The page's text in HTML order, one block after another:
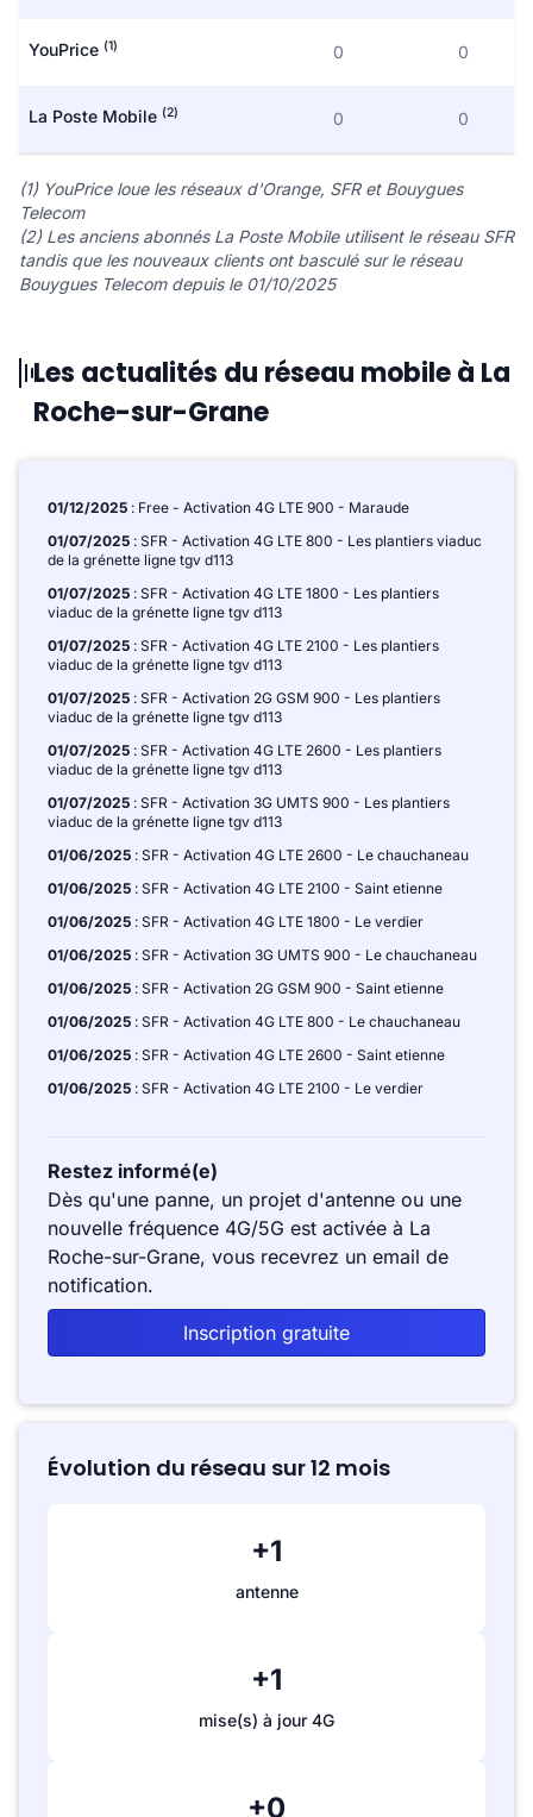
YouPrice (1) 0 0
La Poste Mobile (2) 0 0
(1) YouPrice loue les réseaux d'Orange, SFR et Bouygues
Telecom
(2) Les anciens abonnés La Poste Mobile utilisent le réseau SFR
tandis que les nouveaux clients ont basculé sur le réseau
Bouygues Telecom depuis le 01/10/2025
Les actualités du réseau mobile à La
Roche-sur-Grane
01/12/2025 : Free - Activation 4G LTE 900 - Maraude
01/07/2025 : SFR - Activation 4G LTE 800 - Les plantiers viaduc
de la grénette ligne tgv d113
01/07/2025 : SFR - Activation 4G LTE 1800 - Les plantiers
viaduc de la grénette ligne tgv d113
01/07/2025 : SFR - Activation 4G LTE 2100 - Les plantiers
viaduc de la grénette ligne tgv d113
01/07/2025 : SFR - Activation 2G GSM 900 - Les plantiers
viaduc de la grénette ligne tgv d113
01/07/2025 : SFR - Activation 4G LTE 2600 - Les plantiers
viaduc de la grénette ligne tgv d113
01/07/2025 : SFR - Activation 3G UMTS 900 - Les plantiers
viaduc de la grénette ligne tgv d113
01/06/2025 : SFR - Activation 4G LTE 2600 - Le chauchaneau
01/06/2025 : SFR - Activation 4G LTE 2100 - Saint etienne
01/06/2025 : SFR - Activation 4G LTE 1800 - Le verdier
01/06/2025 : SFR - Activation 3G UMTS 900 - Le chauchaneau
01/06/2025 : SFR - Activation 2G GSM 900 - Saint etienne
01/06/2025 : SFR - Activation 4G LTE 800 - Le chauchaneau
01/06/2025 : SFR - Activation 4G LTE 2600 - Saint etienne
01/06/2025 : SFR - Activation 4G LTE 2100 - Le verdier
Restez informé(e)
Dès qu'une panne, un projet d'antenne ou une
nouvelle fréquence 4G/5G est activée à La
Roche-sur-Grane, vous recevrez un email de
notification.
Inscription gratuite
Évolution du réseau sur 12 mois
+1
antenne
+1
mise(s) à jour 4G
+0